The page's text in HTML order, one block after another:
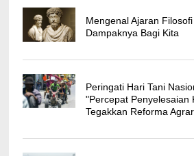
Mengenal Ajaran
Dampaknya Bagi Kita
Peringati Hari Tani
"Percepat Penyelesaian
Tegakkan Reforma